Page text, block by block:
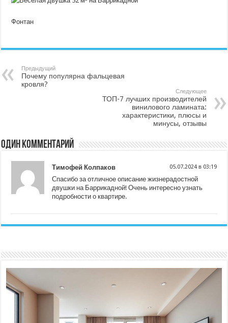
Фонтан
Предыдущий
Почему популярна фальцевая
кровля?
Следующее
ТОП-7 лучших производителей
винилового ламината:
характеристики, плюсы и
минусы, отзывы
Один комментарий
Тимофей Колпаков 05.07.2024 в 03:19
Спасибо за отличное описание жизнерадостной
двушки на Баррикадной! Очень интересно узнать
подробности о квартире.